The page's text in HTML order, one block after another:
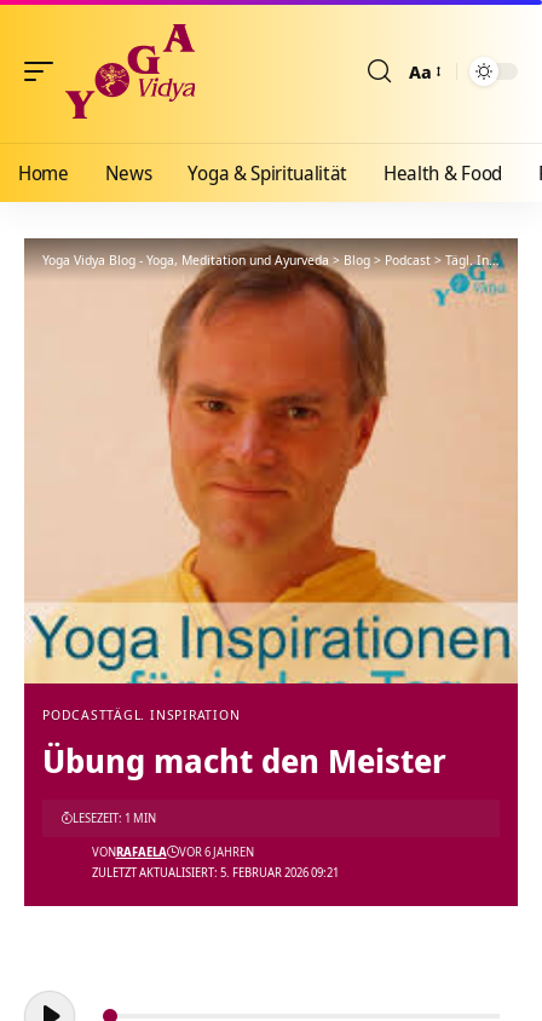
Aa
Home News Yoga & Spiritualität Health & Food
Yoga Vidya Blog - Yoga, Meditation und Ayurveda>Blog>Podcast>Tägl. Inspiration
PODCASTTÄGL. INSPIRATION
Übung macht den Meister
ZULETZT AKTUALISIERT: 5. FEBRUAR 2026 09:21
VONRAFAELA VOR 6 JAHREN
LESEZEIT: 1 MIN
Audio-